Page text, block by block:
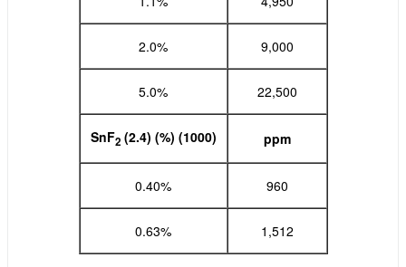
2.0% 9,000
5.0% 22,500
SnF2(2.4) (%) (1000) ppm
0.40% 960
0.63% 1,512